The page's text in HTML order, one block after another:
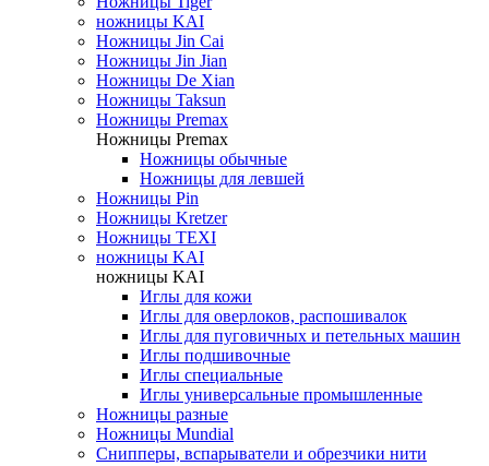
ножницы KAI
Ножницы Jin Cai
Ножницы Jin Jian
Ножницы De Xian
Ножницы Taksun
Ножницы Premax
Ножницы Premax
Ножницы обычные
Ножницы для левшей
Ножницы Pin
Ножницы Kretzer
Ножницы TEXI
ножницы KAI
ножницы KAI
Иглы для кожи
Иглы для оверлоков, распошивалок
Иглы для пуговичных и петельных машин
Иглы подшивочные
Иглы специальные
Иглы универсальные промышленные
Ножницы разные
Ножницы Mundial
Снипперы, вспарыватели и обрезчики нити